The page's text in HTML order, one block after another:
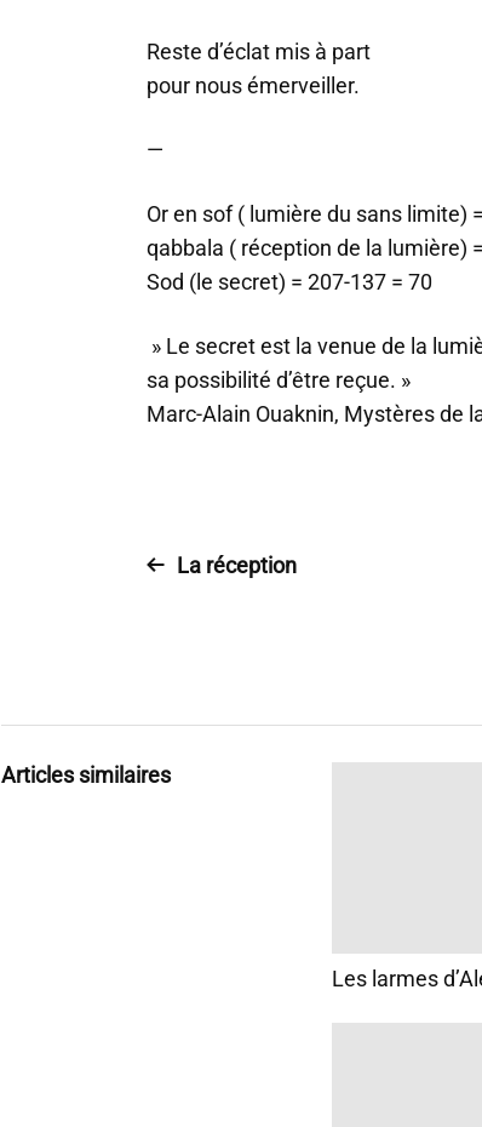
Reste d’éclat mis à part
pour nous émerveiller.
—
Or en sof ( lumière du sans limite)
qabbala ( réception de la lumière)
Sod (le secret) = 207-137 = 70
» Le secret est la venue de la
sa possibilité d’être reçue. »
Marc-Alain Ouaknin, Mystères de
La réception
Articles similaires
Les larmes